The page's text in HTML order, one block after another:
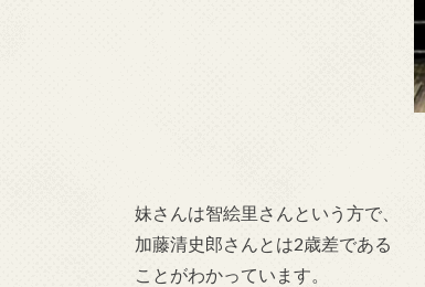
妹さんは智絵里さんという方で、
加藤清史郎さんとは2歳差である
ことがわかっています。